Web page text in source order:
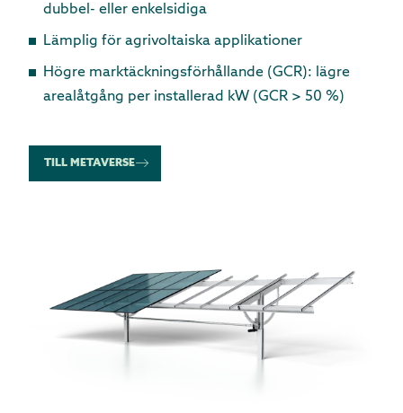
dubbel- eller enkelsidiga
Lämplig för agrivoltaiska applikationer
Högre marktäckningsförhållande (GCR): lägre
arealåtgång per installerad kW (GCR > 50 %)
TILL METAVERSE